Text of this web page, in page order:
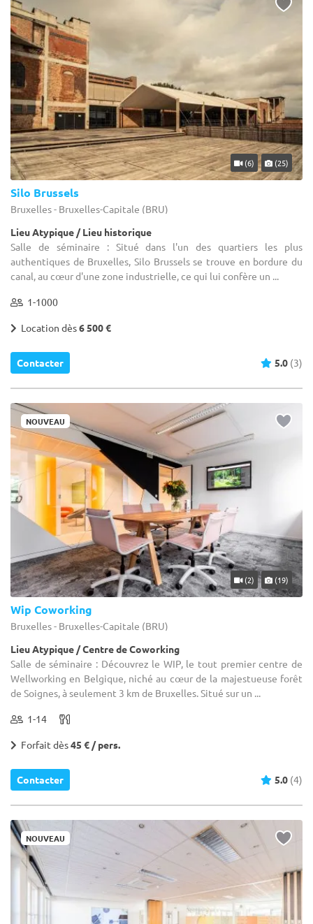
(6) (25)
Silo Brussels
Bruxelles - Bruxelles-Capitale (BRU)
Lieu Atypique / Lieu historique
Salle de séminaire : Situé dans l'un des quartiers les plus
authentiques de Bruxelles, Silo Brussels se trouve en bordure du
canal, au cœur d'une zone industrielle, ce qui lui confère un ...
1-1000
Location dès6 500 €
Contacter 5.0 (3)
NOUVEAU
(2) (19)
Wip Coworking
Bruxelles - Bruxelles-Capitale (BRU)
Lieu Atypique / Centre de Coworking
Salle de séminaire : Découvrez le WIP, le tout premier centre de
Wellworking en Belgique, niché au cœur de la majestueuse forêt
de Soignes, à seulement 3 km de Bruxelles. Situé sur un ...
1-14
Forfait dès45 € / pers.
Contacter 5.0 (4)
NOUVEAU